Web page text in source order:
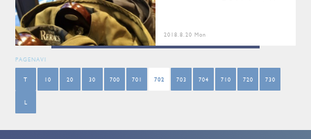
2018.8.20 Mon
PAGENAVI
T 10 20 30 700 701 702 703 704 710 720 730
L